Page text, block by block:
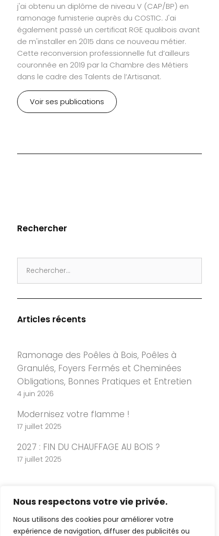
Nous respectons votre vie privée.
Nous utilisons des cookies pour améliorer votre
expérience de navigation, diffuser des publicités ou
j'ai obtenu un diplôme de niveau V (CAP/BP) en
ramonage fumisterie auprès du COSTIC. J'ai
également passé un certificat RGE qualibois avant
de m'installer en 2015 dans ce nouveau métier.
Cette reconversion professionnelle fut d’ailleurs
couronnée en 2019 par la Chambre des Métiers
dans le cadre des Talents de l’Artisanat.
Voir ses publications
Rechercher
for:
Articles récents
Ramonage des Poêles à Bois, Poêles à
Granulés, Foyers Fermés et Cheminées
Obligations, Bonnes Pratiques et Entretien
4 juin 2026
Modernisez votre flamme !
17 juillet 2025
2027 : FIN DU CHAUFFAGE AU BOIS ?
17 juillet 2025